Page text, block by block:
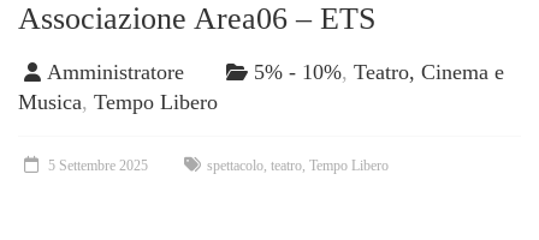
Associazione Area06 – ETS
Amministratore 5% - 10%, Teatro, Cinema e
Musica, Tempo Libero
5 Settembre 2025 spettacolo, teatro, Tempo Libero